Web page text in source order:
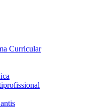
Curricular